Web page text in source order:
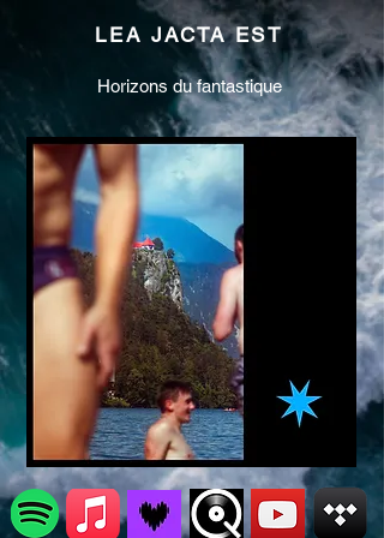
LEA JACTA EST
Horizons du fantastique